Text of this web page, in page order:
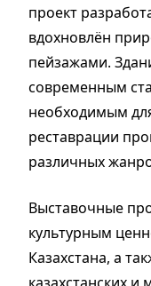
проект
вдохновлён
пейзажами.
современным
необходимым
реставрации
различных
Выставочные
культурным
Казахстана, а